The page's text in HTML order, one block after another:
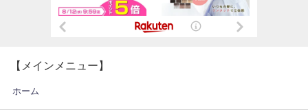
【メインメニュー】
ホーム